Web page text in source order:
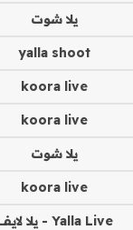
يلا شوت
yalla shoot
koora live
koora live
يلا شوت
koora live
Yalla Live - يلا لايف